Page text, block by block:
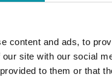
content and ads, to
site with our social
to them or that